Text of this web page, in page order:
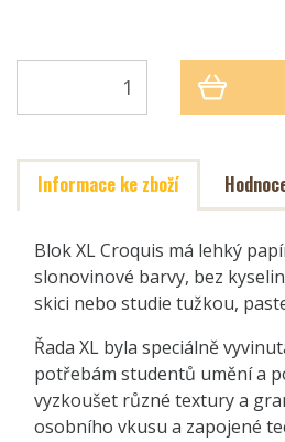
Informace ke zboží
Blok XL Croquis má lehký
slonovinové barvy, bez
skici nebo studie tužkou,
Řada XL byla speciálně
potřebám studentů umění a
vyzkoušet různé textury a
osobního vkusu a zapojené